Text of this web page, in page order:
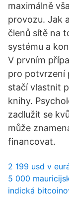
maximálně
provozu. Jak
členů sítě na
systému a
V prvním
pro potvrzení
stačí vlastnit
knihy.
zadlužit se
může
financovat.
2 199 usd v
5 000
indická